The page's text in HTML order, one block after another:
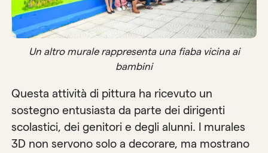
Un altro murale rappresenta una fiaba vicina ai
bambini
Questa attività di pittura ha ricevuto un
sostegno entusiasta da parte dei dirigenti
scolastici, dei genitori e degli alunni. I murales
3D non servono solo a decorare, ma mostrano